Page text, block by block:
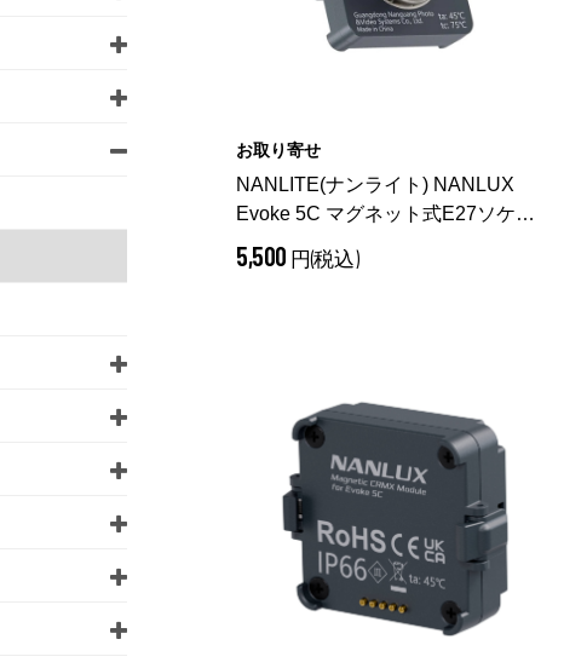
お取り寄せ
NANLITE(ナンライト) NANLUX
Evoke 5C マグネット式E27ソケッ
トアダプター AS-MSA-E27-EV5C
5,500 円(税込)